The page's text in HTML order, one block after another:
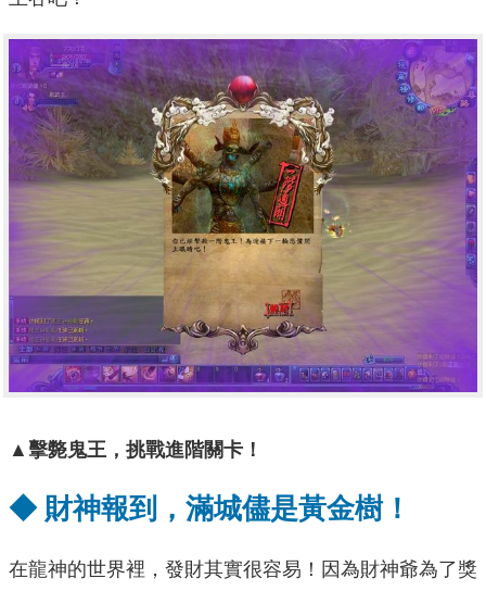
▲擊斃鬼王，挑戰進階關卡！
◆ 財神報到，滿城儘是黃金樹！
在龍神的世界裡，發財其實很容易！因為財神爺為了獎